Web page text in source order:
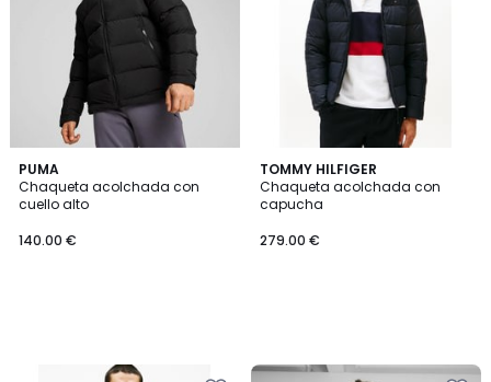
PUMA
Chaqueta acolchada con
cuello alto
140.00 €
TOMMY HILFIGER
Chaqueta acolchada con
capucha
279.00 €